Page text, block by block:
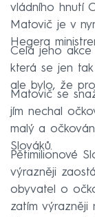
vládního hnutí
Matovič je v
Hegera
Celá jeho akce
která se jen
ale bylo, že
Matovič se
jím nechal
malý a
Slováků.
Pětimilionové
výrazněji
obyvatel o
zatím výrazněji